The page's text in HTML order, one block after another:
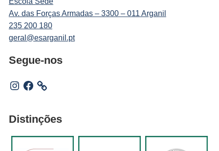
Av. das Forças Armadas – 3300 – 011 Arganil
235 200 180
geral@esarganil.pt
Segue-nos
Instagram
Facebook
Distinções